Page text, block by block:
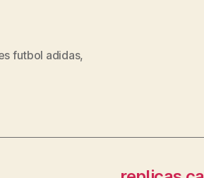
futbol adidas,